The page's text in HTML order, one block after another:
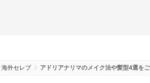
海外セレブ アドリアナリマのメイク法や髪型4選を